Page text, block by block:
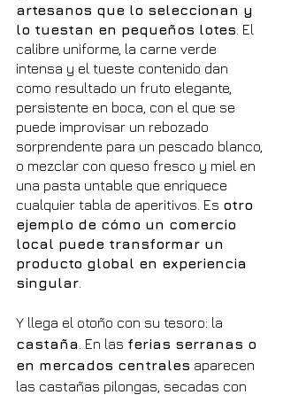
artesanos que lo seleccionan y
lo tuestan en pequeños lotes . El
calibre uniforme, la carne verde
intensa y el tueste contenido dan
como resultado un fruto elegante,
persistente en boca, con el que se
puede improvisar un rebozado
sorprendente para un pescado blanco,
o mezclar con queso fresco y miel en
una pasta untable que enriquece
cualquier tabla de aperitivos. Es otro
ejemplo de cómo un comercio
local puede transformar un
producto global en experiencia
singular
Y llega el otoño con su tesoro: la
castaña . En las ferias serranas o
en mercados centrales aparecen
las castañas pilongas, secadas con